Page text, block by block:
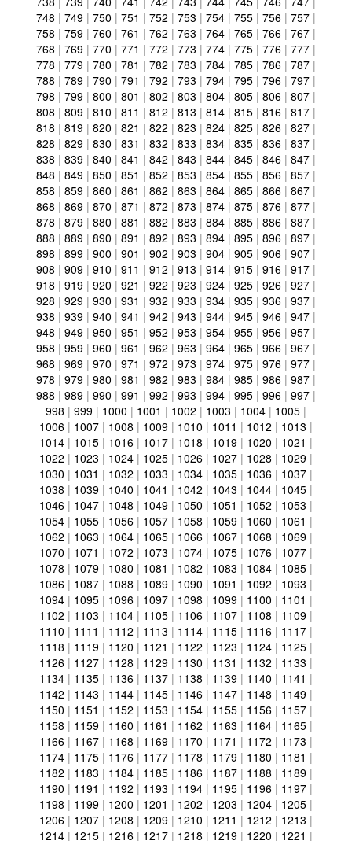
748 | 749 | 750 | 751 | 752 | 753 | 754 | 755 | 756 | 757 |
758 | 759 | 760 | 761 | 762 | 763 | 764 | 765 | 766 | 767 |
768 | 769 | 770 | 771 | 772 | 773 | 774 | 775 | 776 | 777 |
778 | 779 | 780 | 781 | 782 | 783 | 784 | 785 | 786 | 787 |
788 | 789 | 790 | 791 | 792 | 793 | 794 | 795 | 796 | 797 |
798 | 799 | 800 | 801 | 802 | 803 | 804 | 805 | 806 | 807 |
808 | 809 | 810 | 811 | 812 | 813 | 814 | 815 | 816 | 817 |
818 | 819 | 820 | 821 | 822 | 823 | 824 | 825 | 826 | 827 |
828 | 829 | 830 | 831 | 832 | 833 | 834 | 835 | 836 | 837 |
838 | 839 | 840 | 841 | 842 | 843 | 844 | 845 | 846 | 847 |
848 | 849 | 850 | 851 | 852 | 853 | 854 | 855 | 856 | 857 |
858 | 859 | 860 | 861 | 862 | 863 | 864 | 865 | 866 | 867 |
868 | 869 | 870 | 871 | 872 | 873 | 874 | 875 | 876 | 877 |
878 | 879 | 880 | 881 | 882 | 883 | 884 | 885 | 886 | 887 |
888 | 889 | 890 | 891 | 892 | 893 | 894 | 895 | 896 | 897 |
898 | 899 | 900 | 901 | 902 | 903 | 904 | 905 | 906 | 907 |
908 | 909 | 910 | 911 | 912 | 913 | 914 | 915 | 916 | 917 |
918 | 919 | 920 | 921 | 922 | 923 | 924 | 925 | 926 | 927 |
928 | 929 | 930 | 931 | 932 | 933 | 934 | 935 | 936 | 937 |
938 | 939 | 940 | 941 | 942 | 943 | 944 | 945 | 946 | 947 |
948 | 949 | 950 | 951 | 952 | 953 | 954 | 955 | 956 | 957 |
958 | 959 | 960 | 961 | 962 | 963 | 964 | 965 | 966 | 967 |
968 | 969 | 970 | 971 | 972 | 973 | 974 | 975 | 976 | 977 |
978 | 979 | 980 | 981 | 982 | 983 | 984 | 985 | 986 | 987 |
988 | 989 | 990 | 991 | 992 | 993 | 994 | 995 | 996 | 997 |
998 | 999 | 1000 | 1001 | 1002 | 1003 | 1004 | 1005 |
1006 | 1007 | 1008 | 1009 | 1010 | 1011 | 1012 | 1013 |
1014 | 1015 | 1016 | 1017 | 1018 | 1019 | 1020 | 1021 |
1022 | 1023 | 1024 | 1025 | 1026 | 1027 | 1028 | 1029 |
1030 | 1031 | 1032 | 1033 | 1034 | 1035 | 1036 | 1037 |
1038 | 1039 | 1040 | 1041 | 1042 | 1043 | 1044 | 1045 |
1046 | 1047 | 1048 | 1049 | 1050 | 1051 | 1052 | 1053 |
1054 | 1055 | 1056 | 1057 | 1058 | 1059 | 1060 | 1061 |
1062 | 1063 | 1064 | 1065 | 1066 | 1067 | 1068 | 1069 |
1070 | 1071 | 1072 | 1073 | 1074 | 1075 | 1076 | 1077 |
1078 | 1079 | 1080 | 1081 | 1082 | 1083 | 1084 | 1085 |
1086 | 1087 | 1088 | 1089 | 1090 | 1091 | 1092 | 1093 |
1094 | 1095 | 1096 | 1097 | 1098 | 1099 | 1100 | 1101 |
1102 | 1103 | 1104 | 1105 | 1106 | 1107 | 1108 | 1109 |
1110 | 1111 | 1112 | 1113 | 1114 | 1115 | 1116 | 1117 |
1118 | 1119 | 1120 | 1121 | 1122 | 1123 | 1124 | 1125 |
1126 | 1127 | 1128 | 1129 | 1130 | 1131 | 1132 | 1133 |
1134 | 1135 | 1136 | 1137 | 1138 | 1139 | 1140 | 1141 |
1142 | 1143 | 1144 | 1145 | 1146 | 1147 | 1148 | 1149 |
1150 | 1151 | 1152 | 1153 | 1154 | 1155 | 1156 | 1157 |
1158 | 1159 | 1160 | 1161 | 1162 | 1163 | 1164 | 1165 |
1166 | 1167 | 1168 | 1169 | 1170 | 1171 | 1172 | 1173 |
1174 | 1175 | 1176 | 1177 | 1178 | 1179 | 1180 | 1181 |
1182 | 1183 | 1184 | 1185 | 1186 | 1187 | 1188 | 1189 |
1190 | 1191 | 1192 | 1193 | 1194 | 1195 | 1196 | 1197 |
1198 | 1199 | 1200 | 1201 | 1202 | 1203 | 1204 | 1205 |
1206 | 1207 | 1208 | 1209 | 1210 | 1211 | 1212 | 1213 |
1214 | 1215 | 1216 | 1217 | 1218 | 1219 | 1220 | 1221 |